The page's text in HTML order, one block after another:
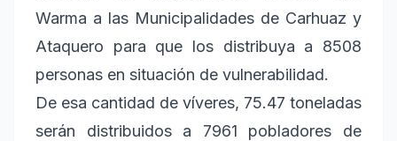
Warma a las Municipalidades de Carhuaz y
Ataquero para que los distribuya a 8508
personas en situación de vulnerabilidad.
De esa cantidad de víveres, 75.47 toneladas
serán distribuidos a 7961 pobladores de